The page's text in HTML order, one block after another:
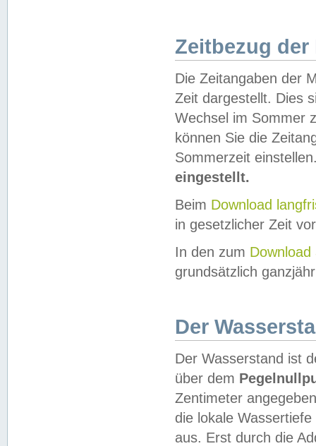
Zeitbezug der
Die Zeitangaben der
Zeit dargestellt. Dies
Wechsel im Sommer
können Sie die
Sommerzeit
eingestellt.
Beim Download
in gesetzlicher Zeit
In den zum Download
grundsätzlich
Der
Der Wasserstand ist
über dem
Zentimeter
die lokale
aus. Erst durch die